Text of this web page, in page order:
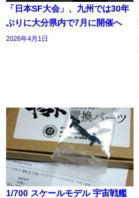
「日本SF大会」、九州では30年
ぶりに大分県内で7月に開催へ
2026年4月1日
1/700 スケールモデル 宇宙戦艦